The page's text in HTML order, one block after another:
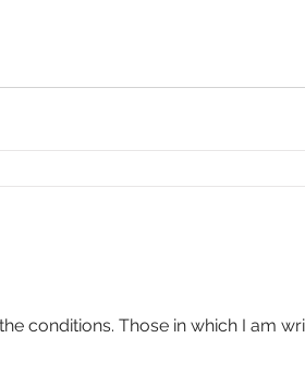
conditions. Those in which I am